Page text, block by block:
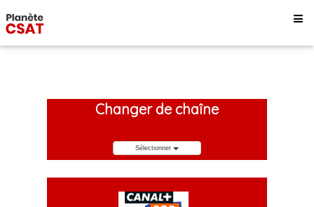
Changer de chaîne
Sélectionner